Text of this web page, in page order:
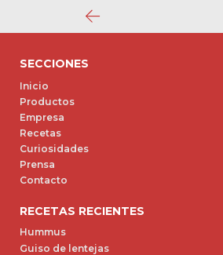
SECCIONES
Inicio
Productos
Empresa
Recetas
Curiosidades
Prensa
Contacto
RECETAS RECIENTES
Hummus
Guiso de lentejas